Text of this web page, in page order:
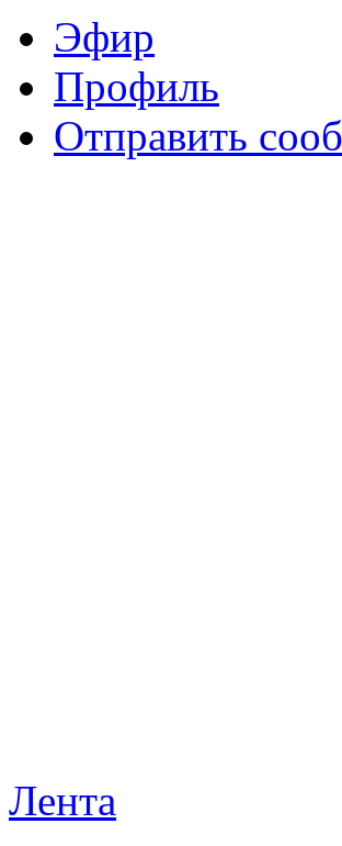
Эфир
Профиль
Отправить
Лента